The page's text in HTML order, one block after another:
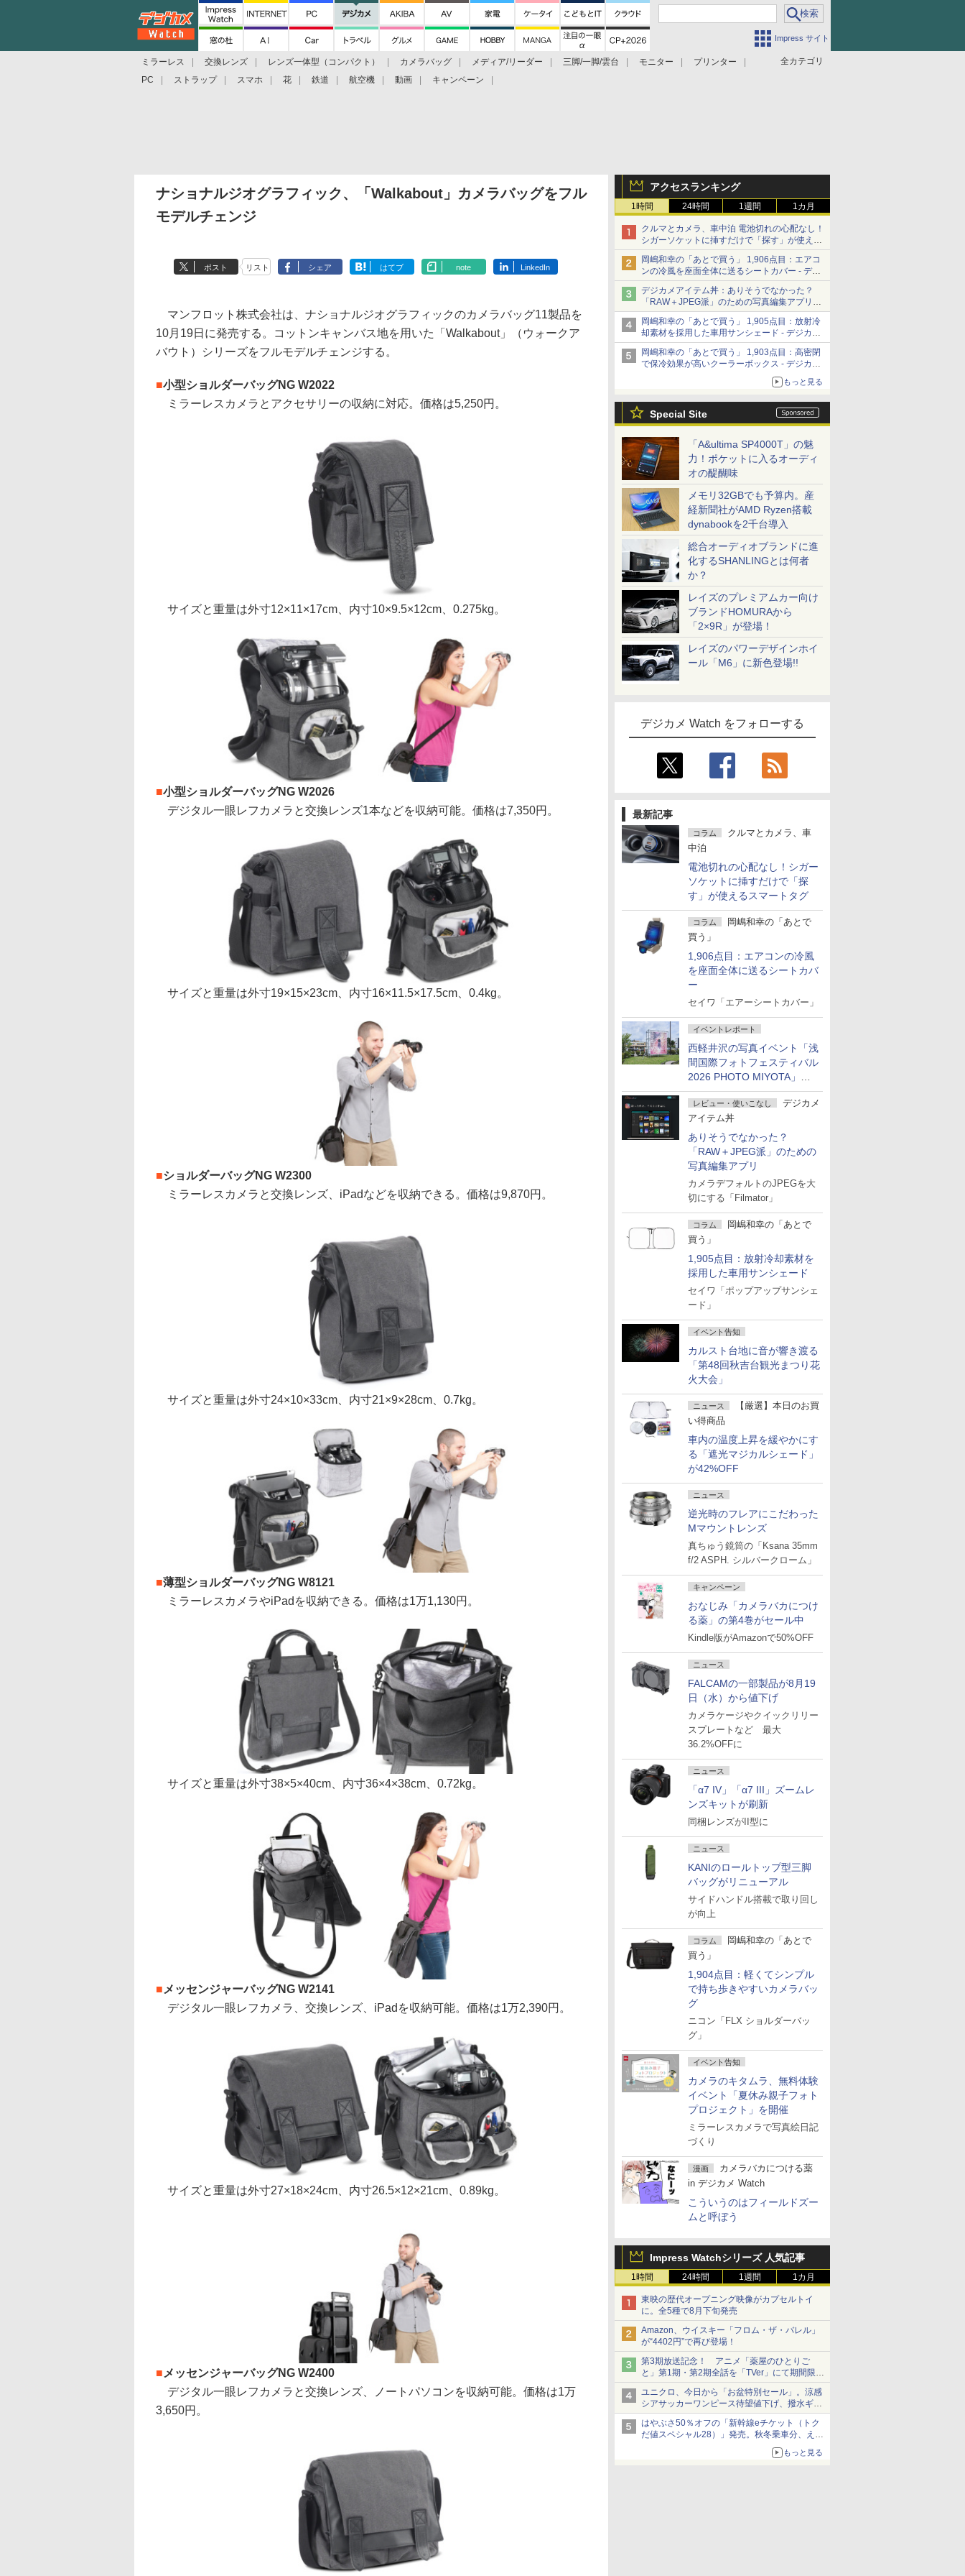
Impress サイト
全カテゴリ
ミラーレス 交換レンズ レンズ一体型（コンパクト） カメラバッグ メディア/リーダー 三脚/一脚/雲台 モニター
プリンター
PC
ストラップ スマホ 花 鉄道 航空機 動画 キャンペーン
アクセスランキング
1時間 24時間 1週間 1カ月
クルマとカメラ、車中泊 電池切れの心配なし！
シガーソケットに挿すだけで「探す」が使える
スマートタグ - デジカメ Watch
岡嶋和幸の「あとで買う」 1,906点目：エアコ
ンの冷風を座面全体に送るシートカバー - デジ
カメ Watch
デジカメアイテム丼：ありそうでなかった？
「RAW＋JPEG派」のための写真編集アプリ
カメラデフォルトのJPEGを大切にする
「Filmator」
岡嶋和幸の「あとで買う」 1,905点目：放射冷
却素材を採用した車用サンシェード - デジカメ
Watch
岡嶋和幸の「あとで買う」 1,903点目：高密閉
で保冷効果が高いクーラーボックス - デジカメ
もっと見る
Special Site
「A&ultima SP4000T」の魅
力！ポケットに入るオーディ
オの醍醐味
メモリ32GBでも予算内。産
経新聞社がAMD Ryzen搭載
dynabookを2千台導入
総合オーディオブランドに進
化するSHANLINGとは何者
か？
レイズのプレミアムカー向け
ブランドHOMURAから
「2×9R」が登場！
レイズのパワーデザインホイ
ール「M6」に新色登場!!
デジカメ Watch をフォローする
最新記事
コラム
クルマとカメラ、車
中泊
電池切れの心配なし！シガー
ソケットに挿すだけで「探
す」が使えるスマートタグ
コラム
岡嶋和幸の「あとで
買う」
1,906点目：エアコンの冷風
を座面全体に送るシートカバ
ー
セイワ「エアーシートカバー」
イベントレポート
西軽井沢の写真イベント「浅
間国際フォトフェスティバル
2026 PHOTO MIYOTA」が
開幕
レビュー・使いこなし
デジカメ
アイテム丼
ありそうでなかった？
「RAW＋JPEG派」のための
写真編集アプリ
カメラデフォルトのJPEGを大
切にする「Filmator」
コラム
岡嶋和幸の「あとで
買う」
1,905点目：放射冷却素材を
採用した車用サンシェード
セイワ「ポップアップサンシェ
ード」
イベント告知
カルスト台地に音が響き渡る
「第48回秋吉台観光まつり花
火大会」
ニュース
【厳選】本日のお買
い得商品
車内の温度上昇を緩やかにす
る「遮光マジカルシェード」
が42%OFF
ニュース
逆光時のフレアにこだわった
Mマウントレンズ
真ちゅう鏡筒の「Ksana 35mm
f/2 ASPH. シルバークローム」
キャンペーン
おなじみ「カメラバカにつけ
る薬」の第4巻がセール中
Kindle版がAmazonで50%OFF
ニュース
FALCAMの一部製品が8月19
日（水）から値下げ
カメラケージやクイックリリー
スプレートなど 最大
36.2%OFFに
ニュース
「α7 IV」「α7 III」ズームレ
ンズキットが刷新
同梱レンズがII型に
ニュース
KANIのロールトップ型三脚
バッグがリニューアル
サイドハンドル搭載で取り回し
が向上
コラム
岡嶋和幸の「あとで
買う」
1,904点目：軽くてシンプル
で持ち歩きやすいカメラバッ
グ
ニコン「FLX ショルダーバッ
グ」
イベント告知
カメラのキタムラ、無料体験
イベント「夏休み親子フォト
プロジェクト」を開催
ミラーレスカメラで写真絵日記
づくり
漫画
カメラバカにつける薬
in デジカメ Watch
こういうのはフィールドズー
ムと呼ぼう
Impress Watchシリーズ 人気記事
1時間 24時間 1週間 1カ月
東映の歴代オープニング映像がカプセルトイ
に。全5種で8月下旬発売
Amazon、ウイスキー「フロム・ザ・バレル」
が“4402円”で再び登場！
第3期放送記念！ アニメ「薬屋のひとりご
と」第1期・第2期全話を「TVer」にて期間限定
で順次無料配信開始
ユニクロ、今日から「お盆特別セール」。涼感
シアサッカーワンピース待望値下げ、撥水ギア
ショーツは1990円に
はやぶさ50％オフの「新幹線eチケット（トク
だ値スペシャル28）」発売。秋冬乗車分、えき
もっと見る
ナショナルジオグラフィック、「Walkabout」カメラバッグをフル
モデルチェンジ
ポスト リスト シェア はてブ note LinkedIn
マンフロット株式会社は、ナショナルジオグラフィックのカメラバッグ11製品を
10月19日に発売する。コットンキャンバス地を用いた「Walkabout」（ウォークア
バウト）シリーズをフルモデルチェンジする。
■小型ショルダーバッグNG W2022
ミラーレスカメラとアクセサリーの収納に対応。価格は5,250円。
サイズと重量は外寸12×11×17cm、内寸10×9.5×12cm、0.275kg。
■小型ショルダーバッグNG W2026
デジタル一眼レフカメラと交換レンズ1本などを収納可能。価格は7,350円。
サイズと重量は外寸19×15×23cm、内寸16×11.5×17.5cm、0.4kg。
■ショルダーバッグNG W2300
ミラーレスカメラと交換レンズ、iPadなどを収納できる。価格は9,870円。
サイズと重量は外寸24×10×33cm、内寸21×9×28cm、0.7kg。
■薄型ショルダーバッグNG W8121
ミラーレスカメラやiPadを収納できる。価格は1万1,130円。
サイズと重量は外寸38×5×40cm、内寸36×4×38cm、0.72kg。
■ メッセンジャーバッグNG W2141
デジタル一眼レフカメラ、交換レンズ、iPadを収納可能。価格は1万2,390円。
サイズと重量は外寸27×18×24cm、内寸26.5×12×21cm、0.89kg。
■ メッセンジャーバッグNG W2400
デジタル一眼レフカメラと交換レンズ、ノートパソコンを収納可能。価格は1万
3,650円。